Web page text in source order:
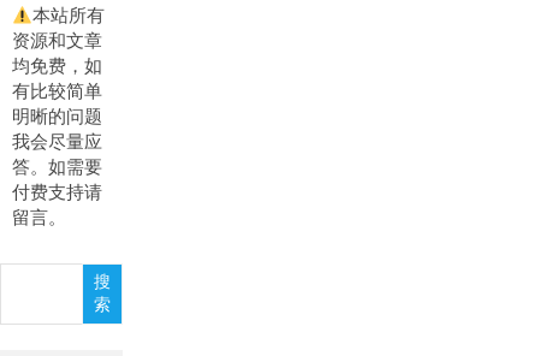
本站所有
资源和文章
均免费，如
有比较简单
明晰的问题
我会尽量应
答。如需要
付费支持请
留言。
搜
索